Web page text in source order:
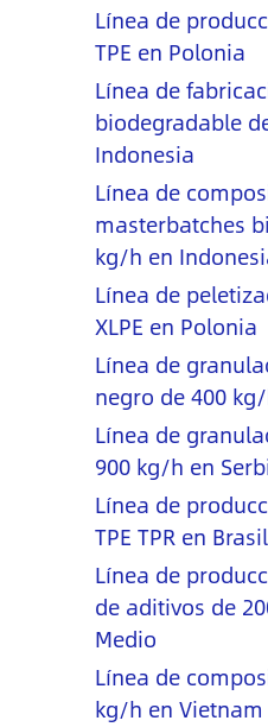
Línea de
TPE en Polonia
Línea de
biodegradable
Indonesia
Línea de
masterbatches
kg/h en
Línea de
XLPE en Polonia
Línea de
negro de 400
Línea de
900 kg/h en
Línea de
TPE TPR en Brasil
Línea de
de aditivos de
Medio
Línea de
kg/h en Vietnam